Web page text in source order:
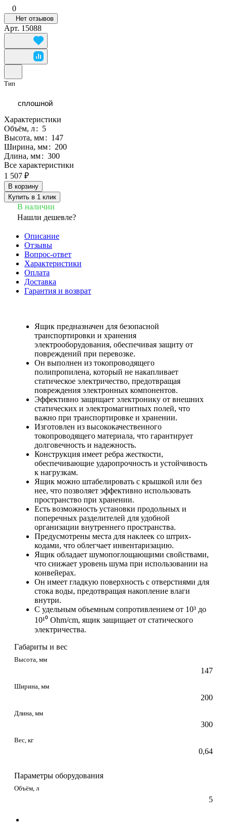
0
Нет отзывов
Арт. 15088
Тип
сплошной
Характеристики
Объём, л: 5
Высота, мм: 147
Ширина, мм: 200
Длина, мм: 300
Все характеристики
1 507 ₽
В корзину
Купить в 1 клик
В наличии
Нашли дешевле?
Описание
Отзывы
Вопрос-ответ
Характеристики
Оплата
Доставка
Гарантия и возврат
Ящик предназначен для безопасной
транспортировки и хранения
электрооборудования, обеспечивая защиту от
повреждений при перевозке.
Он выполнен из токопроводящего
полипропилена, который не накапливает
статическое электричество, предотвращая
повреждения электронных компонентов.
Эффективно защищает электронику от внешних
статических и электромагнитных полей, что
важно при транспортировке и хранении.
Изготовлен из высококачественного
токопроводящего материала, что гарантирует
долговечность и надежность.
Конструкция имеет ребра жесткости,
обеспечивающие ударопрочность и устойчивость
к нагрузкам.
Ящик можно штабелировать с крышкой или без
нее, что позволяет эффективно использовать
пространство при хранении.
Есть возможность установки продольных и
поперечных разделителей для удобной
организации внутреннего пространства.
Предусмотрены места для наклеек со штрих-
кодами, что облегчает инвентаризацию.
Ящик обладает шумопоглощающими свойствами,
что снижает уровень шума при использовании на
конвейерах.
Он имеет гладкую поверхность с отверстиями для
стока воды, предотвращая накопление влаги
внутри.
С удельным объемным сопротивлением от 10³ до
10¹⁰ Ohm/cm, ящик защищает от статического
электричества.
Габариты и вес
Высота, мм
147
Ширина, мм
200
Длина, мм
300
Вес, кг
0,64
Параметры оборудования
Объём, л
5